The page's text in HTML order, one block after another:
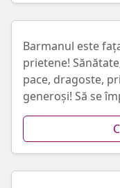
Barmanul este
prietene!
pace, dragoste,
generoși! Să se